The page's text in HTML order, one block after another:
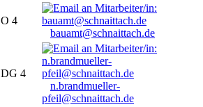
O 4
bauamt@schnaittach.de
DG 4
n.brandmueller-
pfeil@schnaittach.de